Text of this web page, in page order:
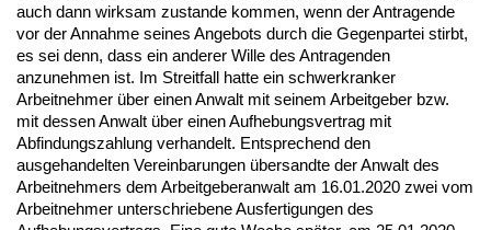
auch dann wirksam zustande kommen, wenn der Antragende
vor der Annahme seines Angebots durch die Gegenpartei stirbt,
es sei denn, dass ein anderer Wille des Antragenden
anzunehmen ist. Im Streitfall hatte ein schwerkranker
Arbeitnehmer über einen Anwalt mit seinem Arbeitgeber bzw.
mit dessen Anwalt über einen Aufhebungsvertrag mit
Abfindungszahlung verhandelt. Entsprechend den
ausgehandelten Vereinbarungen übersandte der Anwalt des
Arbeitnehmers dem Arbeitgeberanwalt am 16.01.2020 zwei vom
Arbeitnehmer unterschriebene Ausfertigungen des